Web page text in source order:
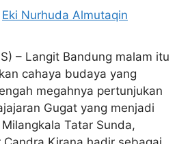
Eki Nurhuda Almutaqin
– Langit Bandung malam itu
cahaya budaya yang
megahnya pertunjukan
Gugat yang menjadi
Tatar Sunda,